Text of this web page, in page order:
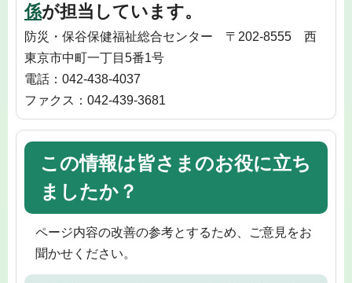
係が担当しています。
防災・保谷保健福祉総合センター 〒202-8555 西
東京市中町一丁目5番1号
電話：042-438-4037
ファクス：042-439-3681
この情報は皆さまのお役に立ち
ましたか？
ページ内容の改善の参考とするため、ご意見をお
聞かせください。